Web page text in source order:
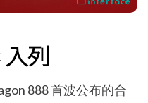
入列
888 首波公布的合